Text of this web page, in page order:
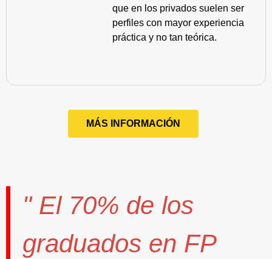
que en los privados suelen ser
perfiles con mayor experiencia
práctica y no tan teórica.
MÁS INFORMACIÓN
" El 70% de los
graduados en FP